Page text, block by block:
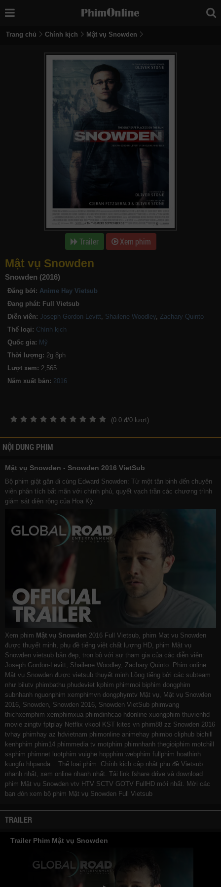
Trang chủ Chính kịch Mật vụ Snowden
Trailer Xem phim
Mật vụ Snowden
Snowden (2016)
Đăng bởi: Anime Hay Vietsub
Đang phát: Full Vietsub
Diễn viên: Joseph Gordon-Levitt, Shailene Woodley, Zachary Quinto
Thể loại: Chính kịch
Quốc gia: Mỹ
Thời lượng: 2g 8ph
Lượt xem: 2,565
Năm xuất bản:
(0.0 đ/0 lượt)
NỘI DUNG PHIM
Mật vụ Snowden - Snowden 2016 VietSub
Bộ phim giật gân đi cùng Edward Snowden: Từ một tân binh đến chuyên
viên phân tích bất mãn với chính phủ, quyết vạch trần các chương trình
giám sát diện rộng của Hoa Kỳ.
Xem phim Mật vụ Snowden 2016 Full Vietsub, phim Mat vu Snowden
được thuyết minh, phụ đề tiếng việt chất lượng HD, phim Mật vụ
Snowden vietsub bản đẹp, trọn bộ với sự tham gia của các diễn viên:
Joseph Gordon-Levitt, Shailene Woodley, Zachary Quinto. Phim online
Mật vụ Snowden được vietsub thuyết minh Lồng tiếng bởi các subteam
như bilutv phimbathu phudeviet kphim phimmoi biphim dongphim
subnhanh nguonphim xemphimvn dongphymtv Mật vụ, Mật vụ Snowden
2016, Snowden, Snowden 2016, Snowden VietSub phimvang
thichxemphim xemphimxua phimdinhcao hdonline xuongphim thuvienhd
movie zingtv fptplay Netflix vkool KST kites vn phim88 zz Snowden 2016
tvhay phimhay az hdvietnam phimonline animehay phimbo cliphub bichill
kenhphim phim14 phimmedia tv motphim phimnhanh thegioiphim motchill
ssphim phimnet luotphim vuighe hopphim webphim fullphim hoathinh
kungfu hhpanda ... Thể loại phim: Chính kịch cập nhật phụ đề Vietsub
nhanh nhất, xem online nhanh nhất. Tải link fshare drive và download
phim Mật vụ Snowden vtv HTV SCTV GOTV FullHD mới nhất. Mời các
bạn đón xem bộ phim Mật vụ Snowden Full Vietsub
TRAILER
Trailer Phim Mật vụ Snowden